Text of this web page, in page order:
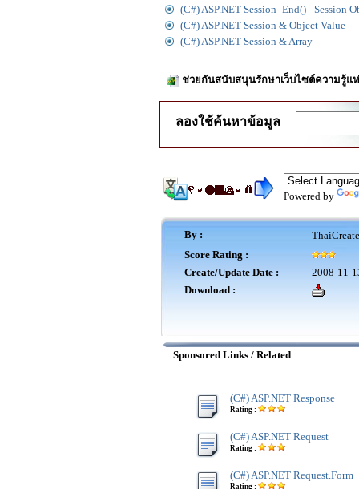
(C#) ASP.NET Session_End() - Session
(C#) ASP.NET Session & Object Value
(C#) ASP.NET Session & Array
ช่วยกันสนับสนุนรักษาเว็บไซต์ความรู้แ
ลองใช้ค้นหาข้อมูล
Powered by
By :
Score Rating :
Create/Update Date :
2008-11-
Download :
Sponsored Links / Related
(C#) ASP.NET Response
Rating :
(C#) ASP.NET Request
Rating :
(C#) ASP.NET Request.Form
Rating :